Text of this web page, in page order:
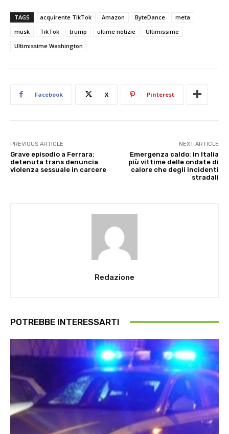
TAGS acquirente TikTok Amazon ByteDance
meta
musk
TikTok trump ultime notizie
Ultimissime
Ultimissime Washington
Facebook X Pinterest
PREVIOUS ARTICLE
Grave episodio a Ferrara:
detenuta trans denuncia
violenza sessuale in carcere
NEXT ARTICLE
Emergenza caldo: in Italia
più vittime delle ondate di
calore che degli incidenti
stradali
Redazione
POTREBBE INTERESSARTI